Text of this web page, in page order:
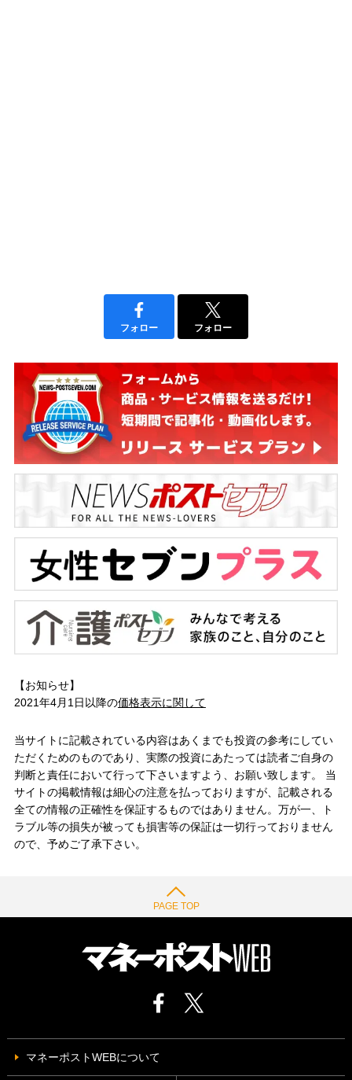
フォロー フォロー
【お知らせ】
2021年4月1日以降の価格表示に関して
当サイトに記載されている内容はあくまでも投資の参考にしてい
ただくためのものであり、実際の投資にあたっては読者ご自身の
判断と責任において行って下さいますよう、お願い致します。 当
サイトの掲載情報は細心の注意を払っておりますが、記載される
全ての情報の正確性を保証するものではありません。万が一、ト
ラブル等の損失が被っても損害等の保証は一切行っておりません
ので、予めご了承下さい。
PAGE TOP
マネーポストWEBについて